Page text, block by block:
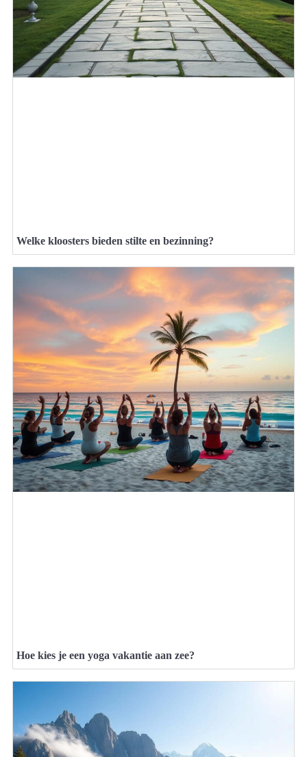
Welke kloosters bieden stilte en bezinning?
Hoe kies je een yoga vakantie aan zee?